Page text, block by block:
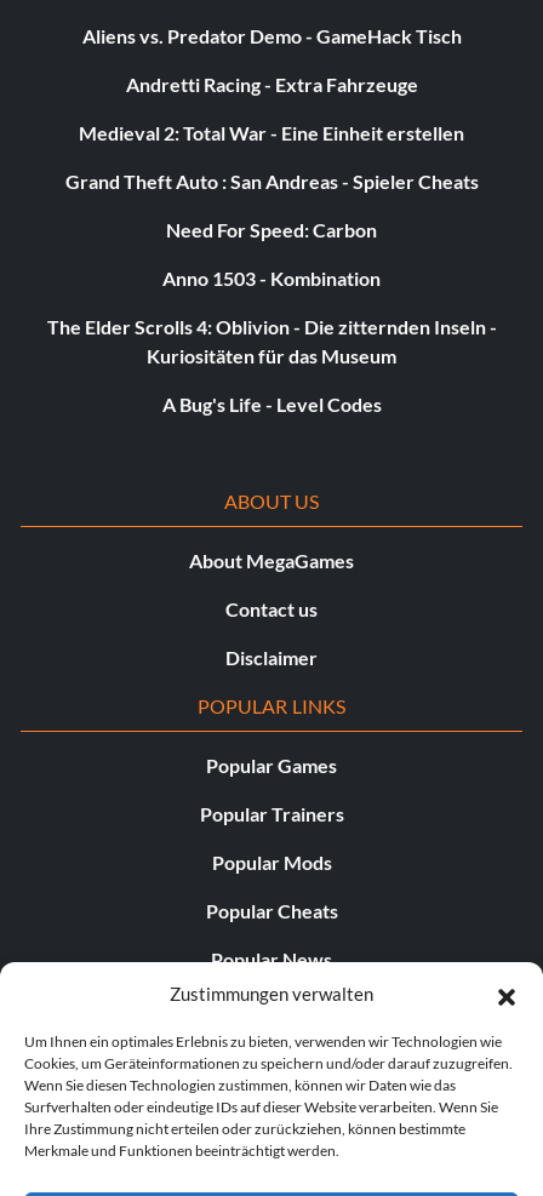
Zustimmungen verwalten
Um Ihnen ein optimales Erlebnis zu bieten, verwenden wir Technologien wie
Cookies, um Geräteinformationen zu speichern und/oder darauf zuzugreifen.
Wenn Sie diesen Technologien zustimmen, können wir Daten wie das
Surfverhalten oder eindeutige IDs auf dieser Website verarbeiten. Wenn Sie
Ihre Zustimmung nicht erteilen oder zurückziehen, können bestimmte
Merkmale und Funktionen beeinträchtigt werden.
Aliens vs. Predator Demo - GameHack Tisch
Andretti Racing - Extra Fahrzeuge
Medieval 2: Total War - Eine Einheit erstellen
Grand Theft Auto : San Andreas - Spieler Cheats
Need For Speed: Carbon
Anno 1503 - Kombination
The Elder Scrolls 4: Oblivion - Die zitternden Inseln -
Kuriositäten für das Museum
A Bug's Life - Level Codes
ABOUT US
About MegaGames
Contact us
Disclaimer
POPULAR LINKS
Popular Games
Popular Trainers
Popular Mods
Popular Cheats
Popular News
Popular Editorials
Popular Free Games
LATEST UPDATES